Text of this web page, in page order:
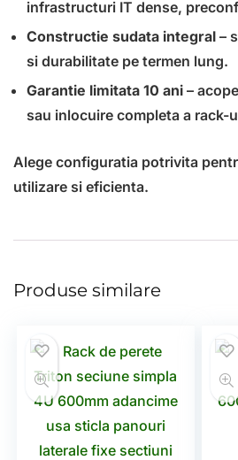
infrastructuri IT dense,
Constructie sudata integral –
si durabilitate pe termen lung.
Garantie limitata 10 ani –
sau inlocuire completa a rack-
Alege configuratia potrivita
utilizare si eficienta.
Produse similare